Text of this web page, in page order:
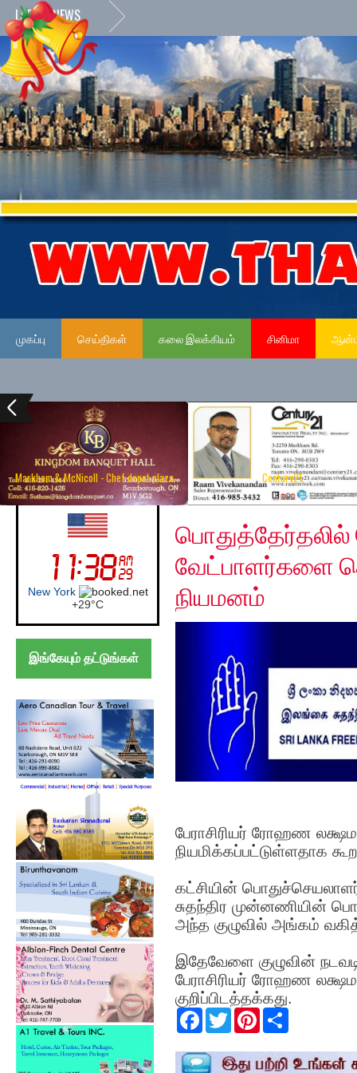
LATEST NEWS
முகப்பு செய்திகள் கலை இலக்கியம் சினிமா
Markham & McNicoll - Chef depot plaza Century21
UK (London)
London
+22°C
இங்கேயும் தட்டுங்கள்
Tuesday, December
பொதுத்தேர்தலில்
வேட்பாளர்களை
நியமனம்
பேராசிரியர் ரோஹண
நியமிக்கப்பட்டுள்ளதாக
கட்சியின்
சுதந்திர முன்னணியின்
அந்த குழுவில் அங்கம்
இதேவேளை குழுவின்
பேராசிரியர் ரோஹண
குறிப்பிடத்தக்கது.
F
e
b
T
w
t
t
P
t
e
r
e